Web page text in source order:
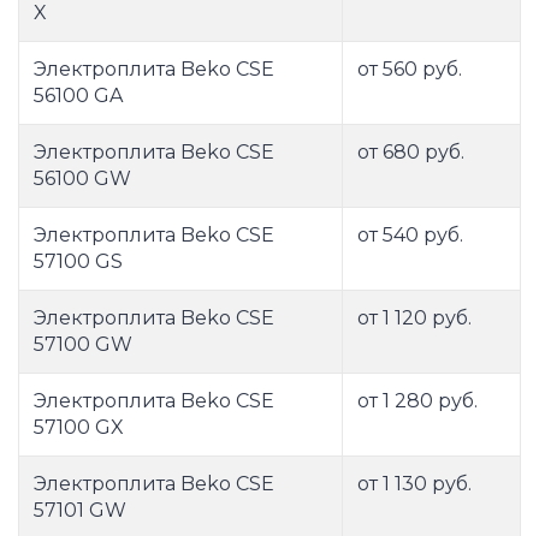
X
Электроплита Beko CSE
56100 GA
от 560 руб.
Электроплита Beko CSE
56100 GW
от 680 руб.
Электроплита Beko CSE
57100 GS
от 540 руб.
Электроплита Beko CSE
57100 GW
от 1 120 руб.
Электроплита Beko CSE
57100 GX
от 1 280 руб.
Электроплита Beko CSE
57101 GW
от 1 130 руб.